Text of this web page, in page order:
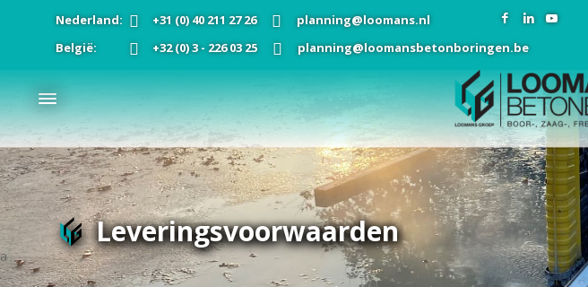
Nederland: +31 (0) 40 211 27 26
planning@loomans.nl
België:
+32 (0) 3 - 226 03 25 planning@loomansbetonboringen.be
Leveringsvoorwaarden